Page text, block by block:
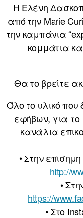
Η Ελένη
από την Marie
την καμπάνια
κομμάτια
Θα το βρείτε
Όλο το υλικό που
εφήβων, για
κανάλια
• Στην
http://
•
https://
• Στο